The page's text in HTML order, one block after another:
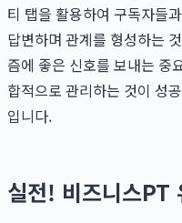
티 탭을 활용하여 구독자들
답변하며 관계를 형성하는
즘에 좋은 신호를 보내는 중
합적으로 관리하는 것이 성
입니다.
실전! 비즈니스PT